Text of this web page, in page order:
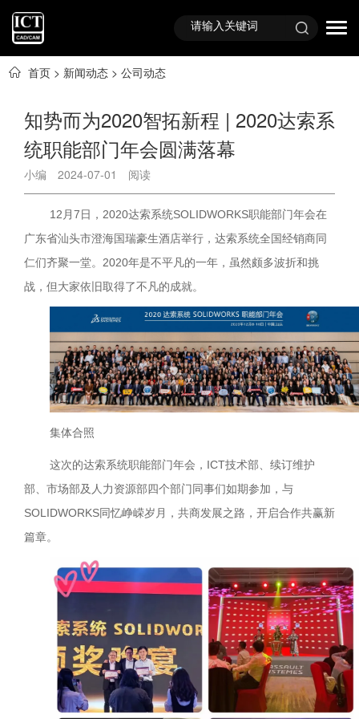
首页 > 新闻动态 > 公司动态
知势而为2020智拓新程 | 2020达索系
统职能部门年会圆满落幕
小编 2024-07-01 阅读
12月7日，2020达索系统SOLIDWORKS职能部门年会在
广东省汕头市澄海国瑞豪生酒店举行，达索系统全国经销商同
仁们齐聚一堂。2020年是不平凡的一年，虽然颇多波折和挑
战，但大家依旧取得了不凡的成就。
集体合照
这次的达索系统职能部门年会，ICT技术部、续订维护
部、市场部及人力资源部四个部门同事们如期参加，与
SOLIDWORKS同忆峥嵘岁月，共商发展之路，开启合作共赢新
篇章。